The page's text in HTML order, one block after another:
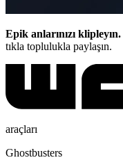
Epik anlarınızı klipleyın.
tıkla toplulukla paylaşın.
araçları
Ghostbusters